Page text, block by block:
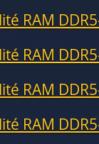
RAM
RAM
RAM
RAM